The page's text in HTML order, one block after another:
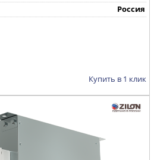
Россия
Купить в 1 клик